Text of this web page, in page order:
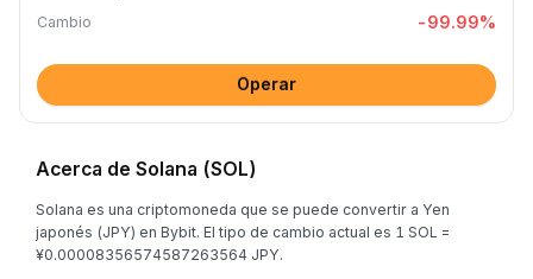
Cambio -99.99%
Operar
Acerca de Solana (SOL)
Solana es una criptomoneda que se puede convertir a Yen
japonés (JPY) en Bybit. El tipo de cambio actual es 1 SOL =
¥0.00008356574587263564 JPY.